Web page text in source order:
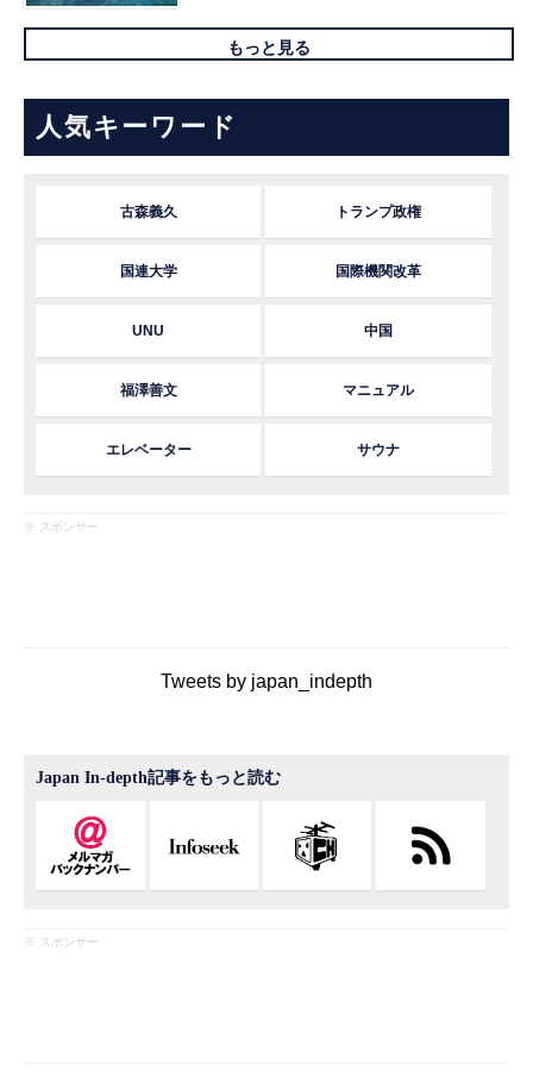
もっと見る
人気キーワード
古森義久 トランプ政権
国連大学 国際機関改革
UNU 中国
福澤善文 マニュアル
エレベーター サウナ
※ スポンサー
Tweets by japan_indepth
Japan In-depth記事をもっと読む
※ スポンサー